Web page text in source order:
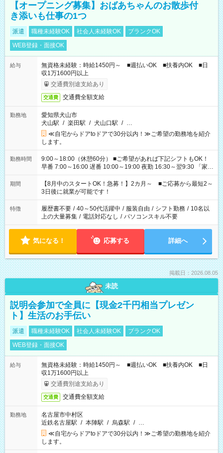
【オープニング募集】おばあちゃんのお散歩付
き添いも仕事の1つ
派遣 職種未経験OK 社会人未経験OK
ブランクOK
WEB登録・面接OK
給与
無資格未経験：時給1450円～ ■週払いOK ■扶養内OK ■日
収1万1600円以上
交通費別途支給あり
交通費 交通費全額支給
勤務地
愛知県犬山市
犬山駅 / 楽田駅 / 犬山口駅 / …
≪自宅からドアtoドアで30分以内！≫ご希望の勤務地を紹介
します。
勤務時間
9:00～18:00（休憩60分） ■ご希望があれば下記シフトもOK！
早番 7:00～16:00 遅番 10:00～19:00 夜勤 16:30～翌9:30 「家族
と休みを合わせたい」 「余裕を持って夕飯の準備がしたい」
「できれば残業はしたくない」 など、ご希望を教えてください
ね。 ※Wワーク希望の方へ 今ご覧のお仕事で希望する勤務時間
と、もう1つのお仕事の勤務時間。 合計で週40時間を超える場
合は応募できません。
期間
【8月中のスタートOK！急募！】2カ月～ ■ご応募から最短2～
3日後に就業が可能です！
特徴 履歴書不要 / 40～50代活躍中 / 服装自由 / シフト勤務 / 10名以
上の大量募集 / 電話対応なし / パソコンスキル不要
気になる！ 応募する 詳細へ
掲載日：2026.08.05
未読
説明会参加で全員に【現金2千円相当プレゼン
ト】生活のお手伝い
派遣 職種未経験OK 社会人未経験OK
ブランクOK
WEB登録・面接OK
給与
無資格未経験：時給1450円～ ■週払いOK ■扶養内OK ■日
収1万1600円以上
交通費別途支給あり
交通費 交通費全額支給
勤務地
名古屋市中村区
近鉄名古屋駅 / 本陣駅 / 烏森駅 / …
≪自宅からドアtoドアで30分以内！≫ご希望の勤務地を紹介
します。